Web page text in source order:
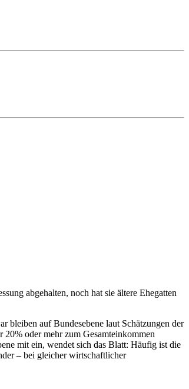
abgehalten, noch hat sie ältere Ehegatten
bleiben auf Bundesebene laut Schätzungen der
20% oder mehr zum Gesamteinkommen
mit ein, wendet sich das Blatt: Häufig ist die
– bei gleicher wirtschaftlicher